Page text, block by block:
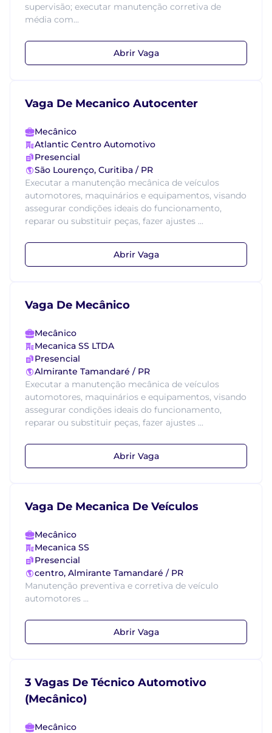
supervisão; executar manutenção corretiva de
média com...
Abrir Vaga
Vaga De Mecanico Autocenter
Mecânico
Atlantic Centro Automotivo
Presencial
São Lourenço, Curitiba / PR
Executar a manutenção mecânica de veículos
automotores, maquinários e equipamentos, visando
assegurar condições ideais do funcionamento,
reparar ou substituir peças, fazer ajustes ...
Abrir Vaga
Vaga De Mecânico
Mecânico
Mecanica SS LTDA
Presencial
Almirante Tamandaré / PR
Executar a manutenção mecânica de veículos
automotores, maquinários e equipamentos, visando
assegurar condições ideais do funcionamento,
reparar ou substituir peças, fazer ajustes ...
Abrir Vaga
Vaga De Mecanica De Veículos
Mecânico
Mecanica SS
Presencial
centro, Almirante Tamandaré / PR
Manutenção preventiva e corretiva de veículo
automotores ...
Abrir Vaga
3 Vagas De Técnico Automotivo
(Mecânico)
Mecânico